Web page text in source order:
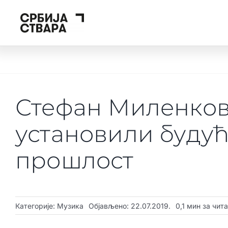
content
Стефан
установили
прошлост
Категорије: Музика Објављено: 22.07.2019. 0,1 мин за